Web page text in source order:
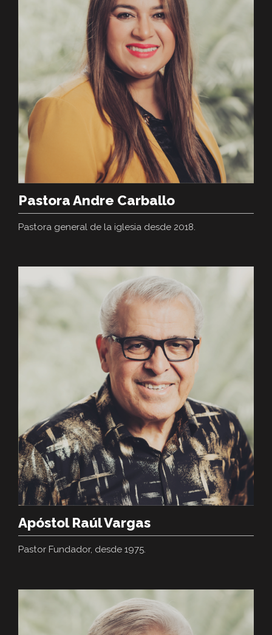
Pastora Andre Carballo
Pastora general de la iglesia desde 2018.
Apóstol Raúl Vargas
Pastor Fundador, desde 1975.